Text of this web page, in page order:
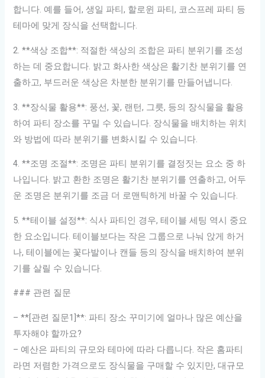
합니다. 예를 들어, 생일 파티, 할로윈 파티, 코스프레 파티 등
테마에 맞게 장식을 선택합니다.
2. **색상 조합**: 적절한 색상의 조합은 파티 분위기를 조성
하는 데 중요합니다. 밝고 화사한 색상은 활기찬 분위기를 연
출하고, 부드러운 색상은 차분한 분위기를 만들어냅니다.
3. **장식물 활용**: 풍선, 꽃, 랜턴, 그릇, 등의 장식물을 활용
하여 파티 장소를 꾸밀 수 있습니다. 장식물을 배치하는 위치
와 방법에 따라 분위기를 변화시킬 수 있습니다.
4. **조명 조절**: 조명은 파티 분위기를 결정짓는 요소 중 하
나입니다. 밝고 환한 조명은 활기찬 분위기를 연출하고, 어두
운 조명은 분위기를 조금 더 로맨틱하게 바꿀 수 있습니다.
5. **테이블 설정**: 식사 파티인 경우, 테이블 세팅 역시 중요
한 요소입니다. 테이블보다는 작은 그룹으로 나눠 앉게 하거
나, 테이블에는 꽃다발이나 캔들 등의 장식을 배치하여 분위
기를 살릴 수 있습니다.
### 관련 질문
– **[관련 질문1]**: 파티 장소 꾸미기에 얼마나 많은 예산을
투자해야 할까요?
– 예산은 파티의 규모와 테마에 따라 다릅니다. 작은 홈파티
라면 저렴한 가격으로도 장식물을 구매할 수 있지만, 대규모